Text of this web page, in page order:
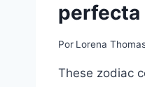
perfecta
Por Lorena
These zodiac